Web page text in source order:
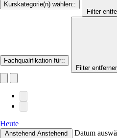
Kurskategorie(n) wählen::
Filter
Fachqualifikation für::
Filter
Heute
Anstehend Anstehend Datum